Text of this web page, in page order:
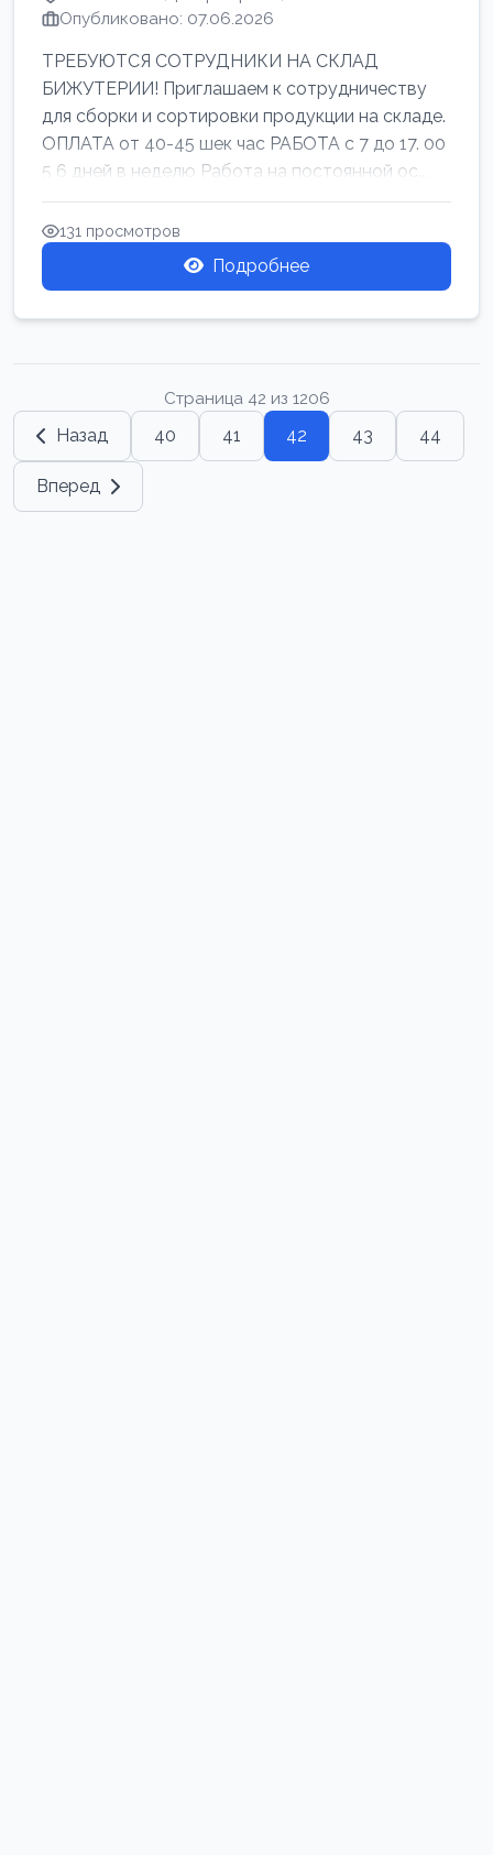
Опубликовано: 07.06.2026
ТРЕБУЮТСЯ СОТРУДНИКИ НА СКЛАД
БИЖУТЕРИИ! Приглашаем к сотрудничеству
для сборки и сортировки продукции на складе.
ОПЛАТА от 40-45 шек час РАБОТА с 7 до 17. 00
5 6 дней в неделю Работа на постоянной ос...
131 просмотров
Подробнее
Страница 42 из 1206
Назад 40 41 42 43 44
Вперед